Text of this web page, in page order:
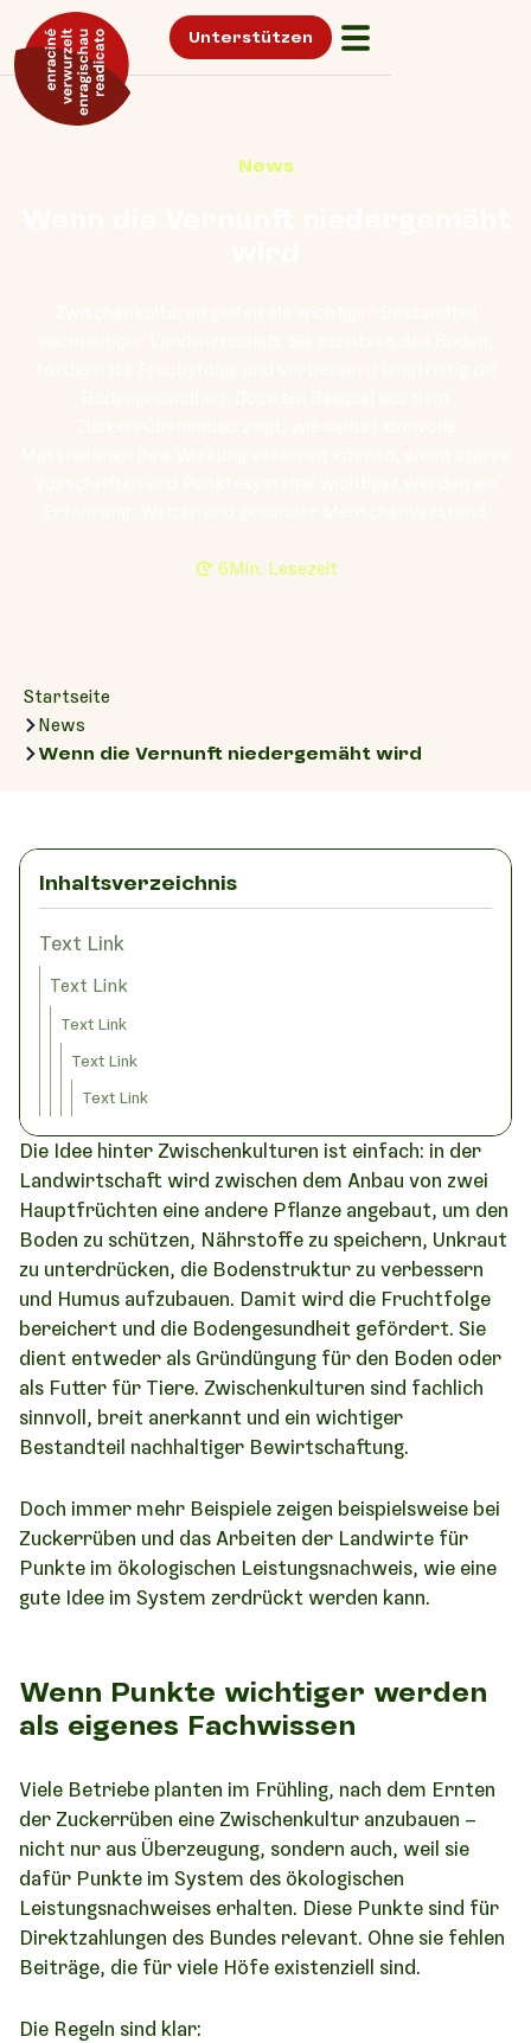
Unterstützen
News
6Min. Lesezeit
Startseite
News
Wenn die Vernunft niedergemäht wird
Inhaltsverzeichnis
Text Link
Text Link
Text Link
Text Link
Text Link
Die Idee hinter Zwischenkulturen ist einfach: in der
Landwirtschaft wird zwischen dem Anbau von zwei
Hauptfrüchten eine andere Pflanze angebaut, um den
Boden zu schützen, Nährstoffe zu speichern, Unkraut
zu unterdrücken, die Bodenstruktur zu verbessern
und Humus aufzubauen. Damit wird die Fruchtfolge
bereichert und die Bodengesundheit gefördert. Sie
dient entweder als Gründüngung für den Boden oder
als Futter für Tiere. Zwischenkulturen sind fachlich
sinnvoll, breit anerkannt und ein wichtiger
Bestandteil nachhaltiger Bewirtschaftung.
Doch immer mehr Beispiele zeigen beispielsweise bei
Zuckerrüben und das Arbeiten der Landwirte für
Punkte im ökologischen Leistungsnachweis, wie eine
gute Idee im System zerdrückt werden kann.
Wenn Punkte wichtiger werden
als eigenes Fachwissen
Viele Betriebe planten im Frühling, nach dem Ernten
der Zuckerrüben eine Zwischenkultur anzubauen –
nicht nur aus Überzeugung, sondern auch, weil sie
dafür Punkte im System des ökologischen
Leistungsnachweises erhalten. Diese Punkte sind für
Direktzahlungen des Bundes relevant. Ohne sie fehlen
Beiträge, die für viele Höfe existenziell sind.
Die Regeln sind klar: